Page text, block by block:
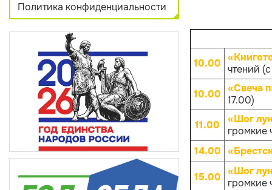
Политика конфиденциальности
10.00 чтений
10.00 «Свеча
17.00)
11.00
«Шог
громкие
14.00
15.00 «Шог
громкие